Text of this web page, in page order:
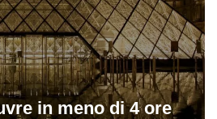
in meno di 4 ore